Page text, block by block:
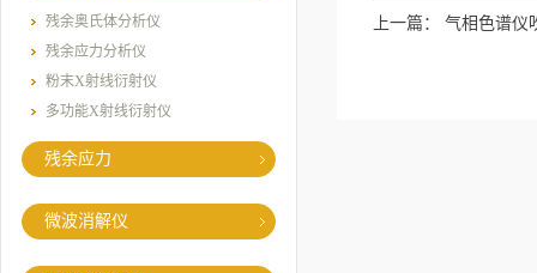
残余奥氏体分析仪
残余应力分析仪
粉末X射线衍射仪
多功能X射线衍射仪
残余应力
微波消解仪
上一篇： 气相色谱仪